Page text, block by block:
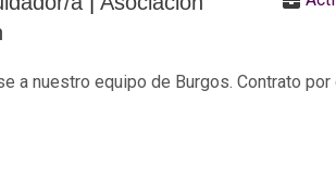
a nuestro equipo de Burgos. Contrato